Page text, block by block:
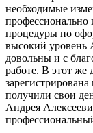
необходимые
профессионально
процедуры по
высокий уровень
довольны и с
работе. В этот же
получили свои
Андрея